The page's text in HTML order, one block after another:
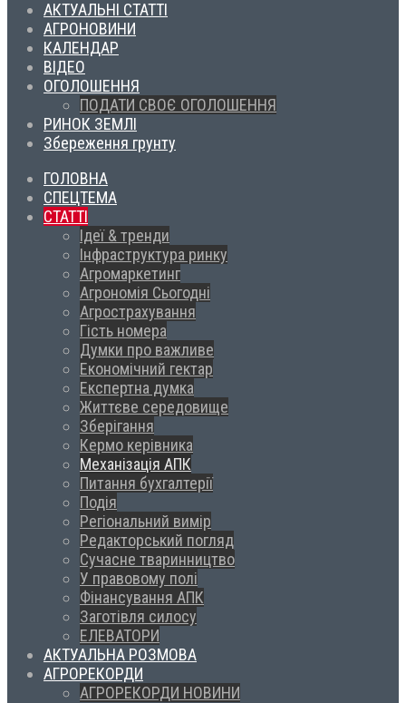
АКТУАЛЬНІ СТАТТІ
АГРОНОВИНИ
КАЛЕНДАР
ВІДЕО
ОГОЛОШЕННЯ
ПОДАТИ СВОЄ ОГОЛОШЕННЯ
РИНОК ЗЕМЛІ
Збереження грунту
ГОЛОВНА
СПЕЦТЕМА
СТАТТІ
Ідеї & тренди
Інфраструктура ринку
Агромаркетинг
Агрономія Сьогодні
Агрострахування
Гість номера
Думки про важливе
Економічний гектар
Експертна думка
Життєве середовище
Зберігання
Кермо керівника
Механізація АПК
Питання бухгалтерії
Подія
Регіональний вимір
Редакторський погляд
Сучасне тваринництво
У правовому полі
Фінансування АПК
Заготівля силосу
ЕЛЕВАТОРИ
АКТУАЛЬНА РОЗМОВА
АГРОРЕКОРДИ
АГРОРЕКОРДИ НОВИНИ